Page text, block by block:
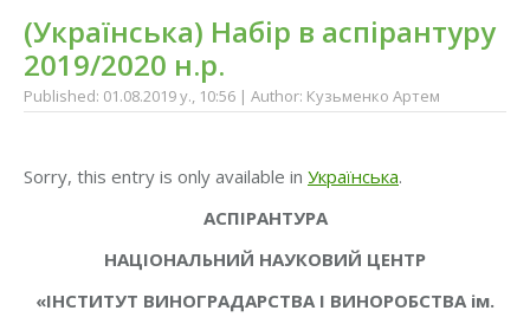
new
window
newnew
window
(Українська) Набір в аспірантуру
2019/2020 н.р.
Published: 01.08.2019 y., 10:56 | Author: Кузьменко Артем
Sorry, this entry is only available in Українська.
АСПІРАНТУРА
НАЦІОНАЛЬНИЙ НАУКОВИЙ ЦЕНТР
«ІНСТИТУТ ВИНОГРАДАРСТВА І ВИНОРОБСТВА ім.